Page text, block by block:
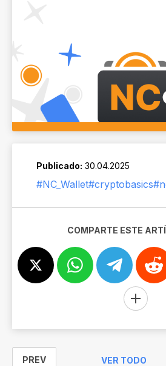
Publicado: 30.04.2025
#NC_Wallet#cryptobasics
COMPARTE ESTE
PREV VER TODO